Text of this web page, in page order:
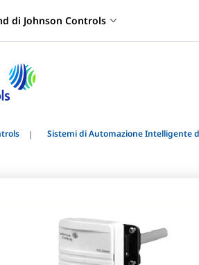
di Johnson Controls
Sistemi di Automazione Intelligente